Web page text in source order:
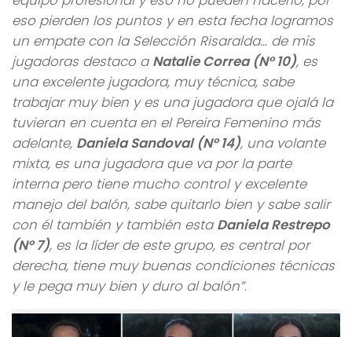
eso pierden los puntos y en esta fecha logramos
un empate con la Selección Risaralda… de mis
jugadoras destaco a Natalie Correa (N° 10), es
una excelente jugadora, muy técnica, sabe
trabajar muy bien y es una jugadora que ojalá la
tuvieran en cuenta en el Pereira Femenino más
adelante, Daniela Sandoval (N° 14), una volante
mixta, es una jugadora que va por la parte
interna pero tiene mucho control y excelente
manejo del balón, sabe quitarlo bien y sabe salir
con él también y también esta Daniela Restrepo
(N° 7), es la líder de este grupo, es central por
derecha, tiene muy buenas condiciones técnicas
y le pega muy bien y duro al balón”.